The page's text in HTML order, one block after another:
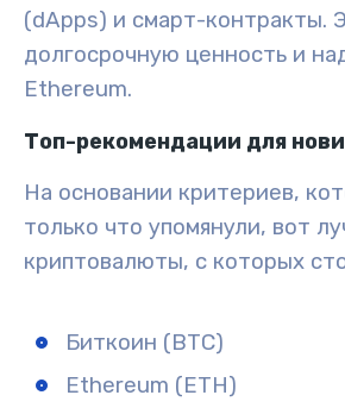
(dApps) и смарт-контракты.
долгосрочную ценность и
Ethereum.
Топ-рекомендации для
На основании критериев,
только что упомянули, вот
криптовалюты, с которых
Биткоин (BTC)
Ethereum (ETH)